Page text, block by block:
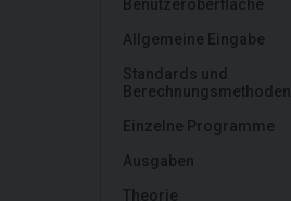
Benutzeroberfläche
Allgemeine Eingabe
Standards und
Berechnungsmethoden
Einzelne Programme
Ausgaben
Theorie